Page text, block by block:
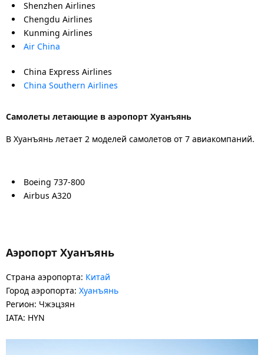
Shenzhen Airlines
Chengdu Airlines
Kunming Airlines
Air China
China Express Airlines
China Southern Airlines
Самолеты летающие в аэропорт Хуанъянь
В Хуанъянь летает 2 моделей самолетов от 7 авиакомпаний.
Boeing 737-800
Airbus A320
Аэропорт Хуанъянь
Страна аэропорта: Китай
Город аэропорта: Хуанъянь
Регион: Чжэцзян
IATA: HYN